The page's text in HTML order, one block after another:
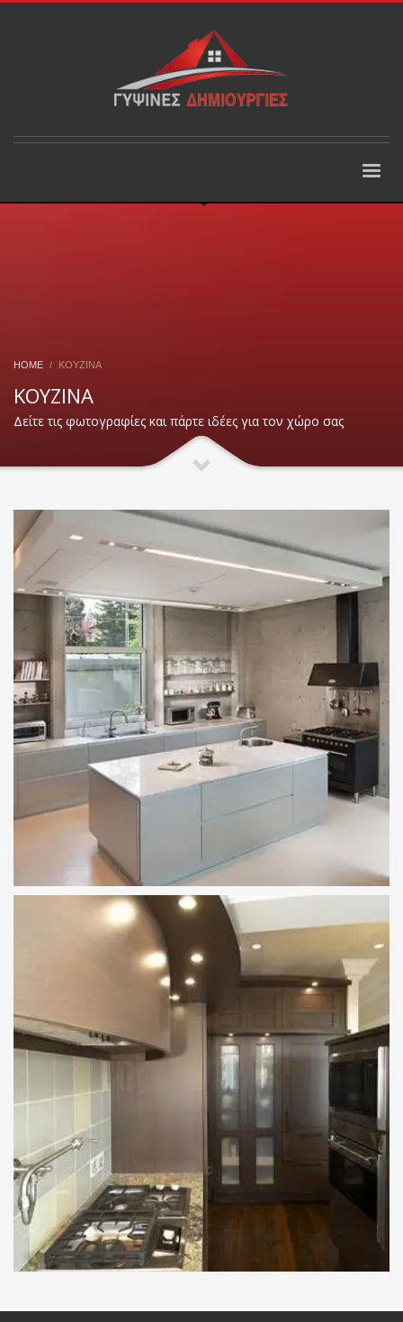
HOME ΚΟΥΖΙΝΑ
ΚΟΥΖΙΝΑ
Δείτε τις φωτογραφίες και πάρτε ιδέες για τον χώρο σας